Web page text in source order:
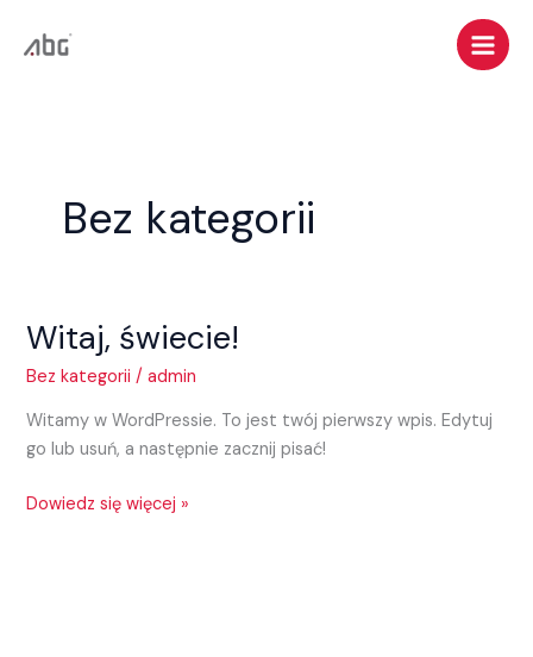
Bez kategorii
Witaj, świecie!
Bez kategorii /admin
Witamy w WordPressie. To jest twój pierwszy wpis. Edytuj
go lub usuń, a następnie zacznij pisać!
Witaj,
Dowiedz się więcej »